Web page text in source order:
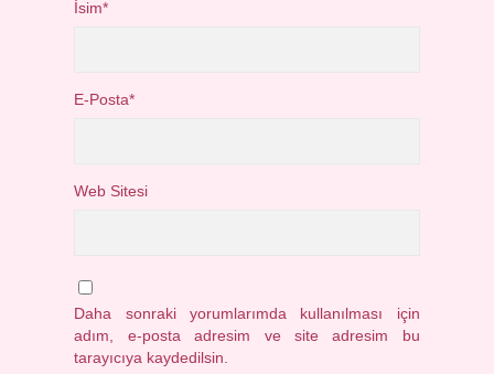
İsim*
E-Posta*
Web Sitesi
Daha sonraki yorumlarımda kullanılması için
adım, e-posta adresim ve site adresim bu
tarayıcıya kaydedilsin.